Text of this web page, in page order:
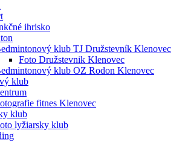
ihrisko
klub TJ Družstevník Klenovec
Foto Družstevnik Klenovec
klub OZ Rodon Klenovec
klub
fitnes Klenovec
klub
lyžiarsky klub